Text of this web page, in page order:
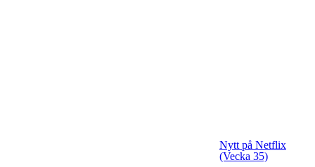
Nytt på Netflix
(Vecka 35)